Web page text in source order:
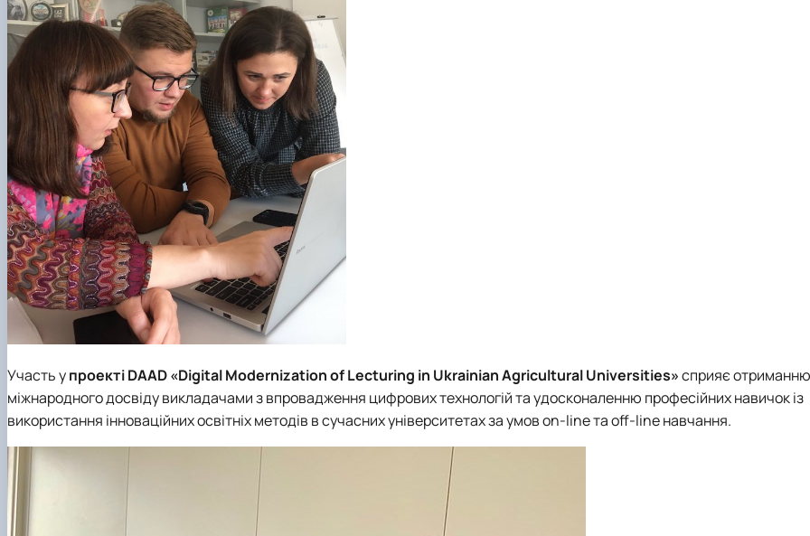
Участь упроекті DAAD «Digital Modernization of Lecturing in Ukrainian Agricultural Universities»сприяє отриманню
міжнародного досвіду викладачами з впровадження цифрових технологій та удосконаленню професійних навичок із
використання інноваційних освітніх методів в сучасних університетах за умов on-line та off-line навчання.